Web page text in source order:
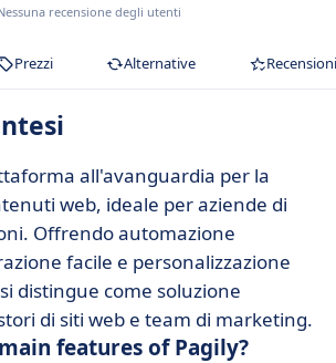
recensione degli utenti
Prezzi Alternative Recensioni
all'avanguardia per la
web, ideale per aziende di
Offrendo automazione
facile e personalizzazione
distingue come soluzione
di siti web e team di marketing.
features of Pagily?